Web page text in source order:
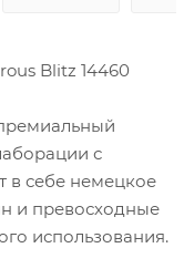
Blitz 14460
с
в себе немецкое
и превосходные
использования.